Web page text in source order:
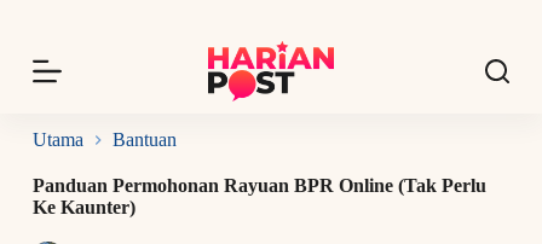
p
o
o
n
Utama Bantuan
Panduan Permohonan Rayuan BPR Online (Tak Perlu
Ke Kaunter)